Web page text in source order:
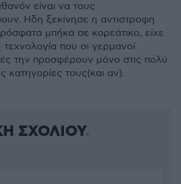
είναι να τους
Ηδη ξεκίνησε η αντιστροφη
μπήκα σε κορεάτικο, είχε
που οι γερμανοί
την προσφέρουν μόνο στις πολύ
κατηγορίες τους(και αν).
ΣΧΟΛΙΟΥ